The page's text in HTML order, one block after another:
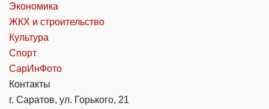
Экономика
ЖКХ и строительство
Культура
Спорт
СарИнФото
Контакты
г. Саратов, ул. Горького, 21